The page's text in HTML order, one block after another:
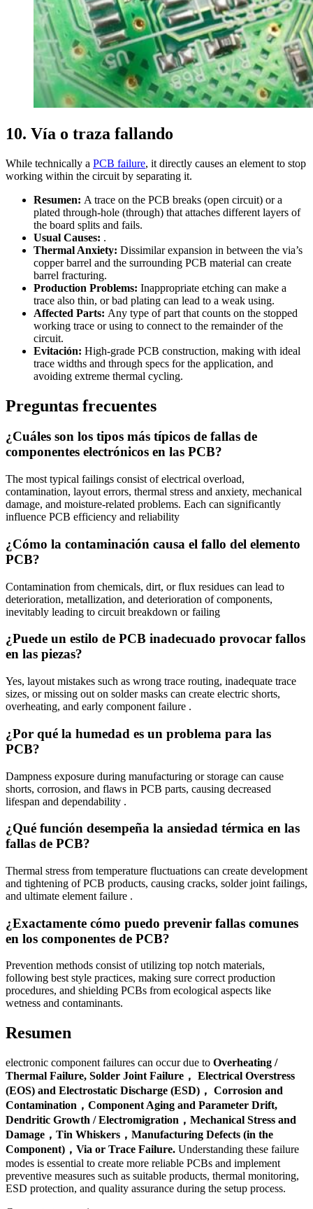
10. Vía o traza fallando
While technically a PCB failure, it directly causes an element to stop
working within the circuit by separating it.
Resumen: A trace on the PCB breaks (open circuit) or a
plated through-hole (through) that attaches different layers of
the board splits and fails.
Usual Causes: .
Thermal Anxiety: Dissimilar expansion in between the via’s
copper barrel and the surrounding PCB material can create
barrel fracturing.
Production Problems: Inappropriate etching can make a
trace also thin, or bad plating can lead to a weak using.
Affected Parts: Any type of part that counts on the stopped
working trace or using to connect to the remainder of the
circuit.
Evitación: High-grade PCB construction, making with ideal
trace widths and through specs for the application, and
avoiding extreme thermal cycling.
Preguntas frecuentes
¿Cuáles son los tipos más típicos de fallas de
componentes electrónicos en las PCB?
The most typical failings consist of electrical overload,
contamination, layout errors, thermal stress and anxiety, mechanical
damage, and moisture-related problems. Each can significantly
influence PCB efficiency and reliability
¿Cómo la contaminación causa el fallo del elemento
PCB?
Contamination from chemicals, dirt, or flux residues can lead to
deterioration, metallization, and deterioration of components,
inevitably leading to circuit breakdown or failing
¿Puede un estilo de PCB inadecuado provocar fallos
en las piezas?
Yes, layout mistakes such as wrong trace routing, inadequate trace
sizes, or missing out on solder masks can create electric shorts,
overheating, and early component failure .
¿Por qué la humedad es un problema para las
PCB?
Dampness exposure during manufacturing or storage can cause
shorts, corrosion, and flaws in PCB parts, causing decreased
lifespan and dependability .
¿Qué función desempeña la ansiedad térmica en las
fallas de PCB?
Thermal stress from temperature fluctuations can create development
and tightening of PCB products, causing cracks, solder joint failings,
and ultimate element failure .
¿Exactamente cómo puedo prevenir fallas comunes
en los componentes de PCB?
Prevention methods consist of utilizing top notch materials,
following best style practices, making sure correct production
procedures, and shielding PCBs from ecological aspects like
wetness and contaminants.
Resumen
electronic component failures can occur due to Overheating /
Thermal Failure, Solder Joint Failure， Electrical Overstress
(EOS) and Electrostatic Discharge (ESD)， Corrosion and
Contamination，Component Aging and Parameter Drift,
Dendritic Growth / Electromigration，Mechanical Stress and
Damage，Tin Whiskers，Manufacturing Defects (in the
Component)，Via or Trace Failure. Understanding these failure
modes is essential to create more reliable PCBs and implement
preventive measures such as suitable products, thermal monitoring,
ESD protection, and quality assurance during the setup process.